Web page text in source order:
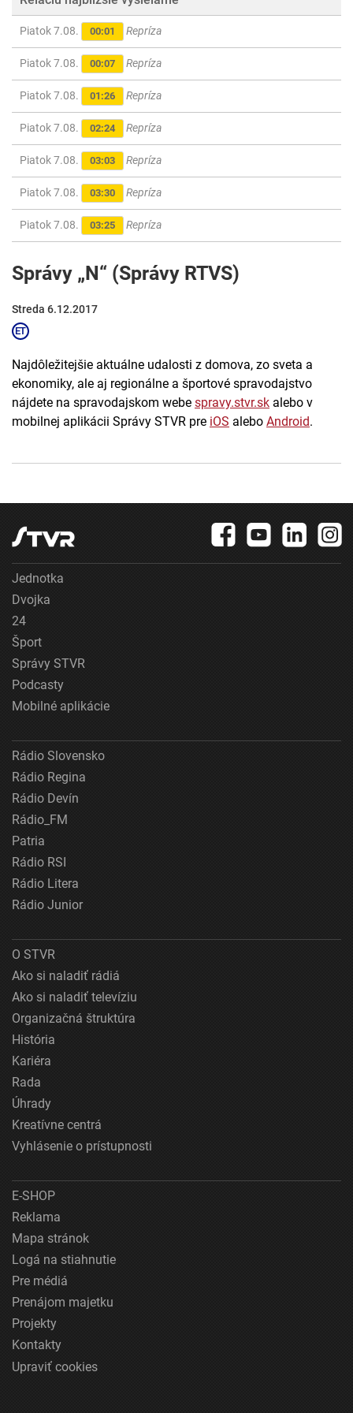
Piatok 7.08. 00:01 Repríza
Piatok 7.08. 00:07 Repríza
Piatok 7.08. 01:26 Repríza
Piatok 7.08. 02:24 Repríza
Piatok 7.08. 03:03 Repríza
Piatok 7.08. 03:30 Repríza
Piatok 7.08. 03:25 Repríza
Správy „N“ (Správy RTVS)
Streda 6.12.2017
Najdôležitejšie aktuálne udalosti z domova, zo sveta a
ekonomiky, ale aj regionálne a športové spravodajstvo
nájdete na spravodajskom webe spravy.stvr.sk alebo v
mobilnej aplikácii Správy STVR pre iOS alebo Android.
Jednotka
Dvojka
24
Šport
Správy STVR
Podcasty
Mobilné aplikácie
Rádio Slovensko
Rádio Regina
Rádio Devín
Rádio_FM
Patria
Rádio RSI
Rádio Litera
Rádio Junior
O STVR
Ako si naladiť rádiá
Ako si naladiť televíziu
Organizačná štruktúra
História
Kariéra
Rada
Úhrady
Kreatívne centrá
Vyhlásenie o prístupnosti
E-SHOP
Reklama
Mapa stránok
Logá na stiahnutie
Pre médiá
Prenájom majetku
Projekty
Kontakty
Upraviť cookies